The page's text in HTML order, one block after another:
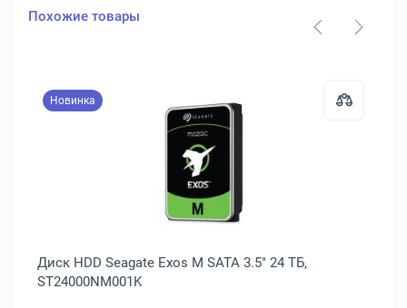
Похожие товары
PowerEdge SAS NL 3.5" 10 ТБ, 400-AZYE
Новинка
Открыть товар: Диск HDD
Диск HDD Seagate Exos M SATA 3.5" 24 ТБ,
ST24000NM001K